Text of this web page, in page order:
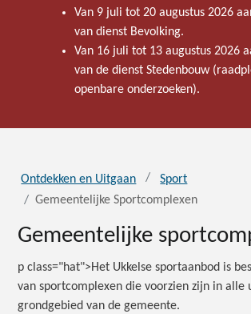
Van 9 juli tot 20 augustus 2026
van dienst Bevolking.
Van 16 juli tot 13 augustus 2026
van de dienst Stedenbouw
openbare onderzoeken).
Ontdekken en Uitgaan
Sport
Gemeentelijke Sportcomplexen
Gemeentelijke
p class="hat">Het Ukkelse sportaanbod is
van sportcomplexen die voorzien zijn in alle
grondgebied van de gemeente.